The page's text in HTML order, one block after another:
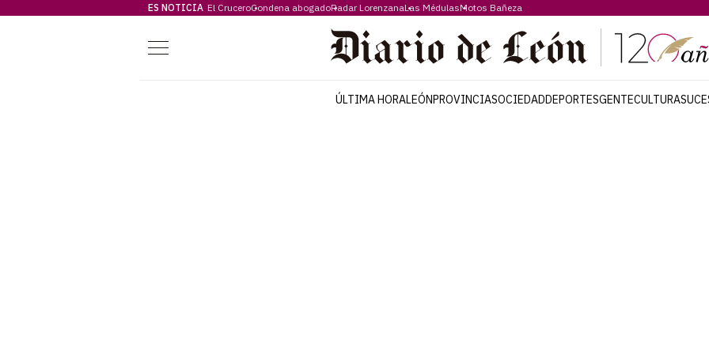
ES NOTICIA El CruceroCondena abogadoRadar LorenzanaLas MédulasMotos Bañeza
Menú
ÚLTIMA HORALEÓNPROVINCIASOCIEDADDEPORTESGENTECULTURA